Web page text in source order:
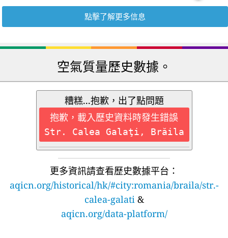
點擊了解更多信息
空氣質量歷史數據。
糟糕...抱歉，出了點問題
抱歉，載入歷史資料時發生錯誤
Str. Calea Galaţi, Brăila
更多資訊請查看歷史數據平台：
aqicn.org/historical/hk/#city:romania/braila/str.-
calea-galati&
aqicn.org/data-platform/